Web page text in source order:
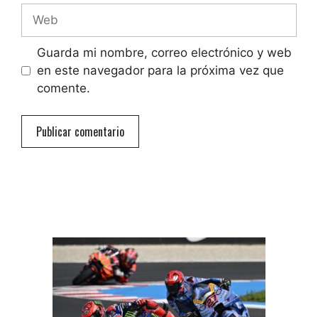
Guarda mi nombre, correo electrónico y web
en este navegador para la próxima vez que
comente.